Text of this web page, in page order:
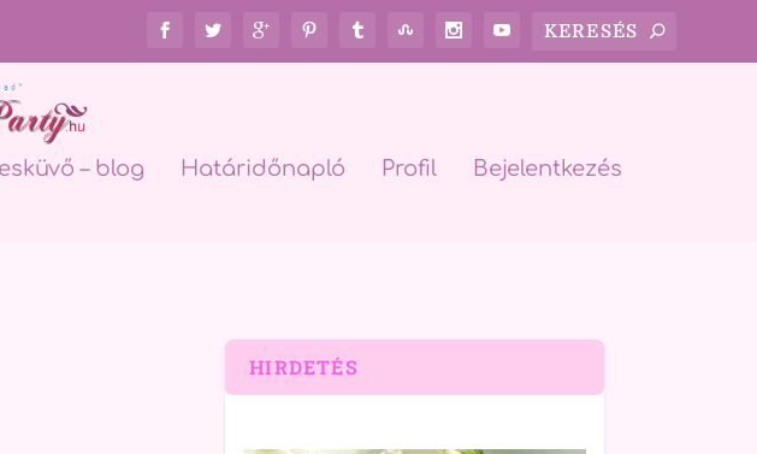
– blog Határidőnapló Profil Bejelentkezés
HIRDETÉS